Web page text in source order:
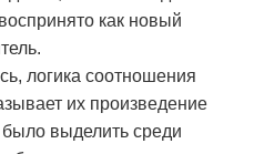
как новый
логика соотношения
их произведение
выделить среди